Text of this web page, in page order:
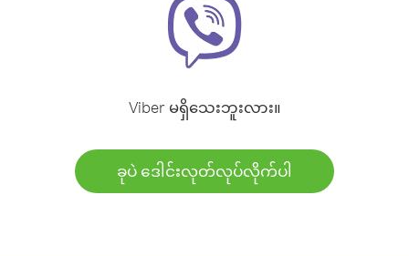
Viber မရှိသေးဘူးလား။
ခုပဲ ဒေါင်းလုတ်လုပ်လိုက်ပါ